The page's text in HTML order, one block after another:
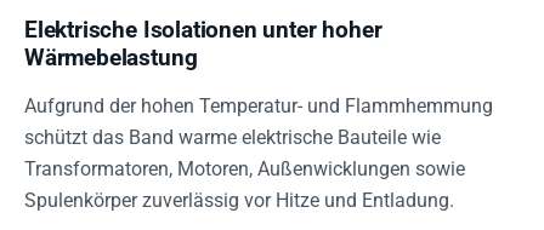
Elektrische Isolationen unter hoher
Wärmebelastung
Aufgrund der hohen Temperatur- und Flammhemmung
schützt das Band warme elektrische Bauteile wie
Transformatoren, Motoren, Außenwicklungen sowie
Spulenkörper zuverlässig vor Hitze und Entladung.